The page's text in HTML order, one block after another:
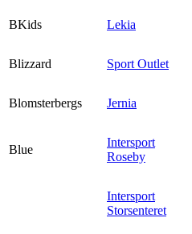
BKids Lekia
Blizzard
Sport Outlet
Blomsterbergs Jernia
Blue
Intersport
Roseby
Intersport
Storsenteret